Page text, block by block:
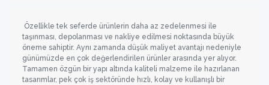
Özellikle tek seferde ürünlerin daha az zedelenmesi ile
taşınması, depolanması ve nakliye edilmesi noktasında büyük
öneme sahiptir. Aynı zamanda düşük maliyet avantajı nedeniyle
günümüzde en çok değerlendirilen ürünler arasında yer alıyor.
Tamamen özgün bir yapı altında kaliteli malzeme ile hazırlanan
tasarımlar, pek çok iş sektöründe hızlı, kolay ve kullanışlı bir